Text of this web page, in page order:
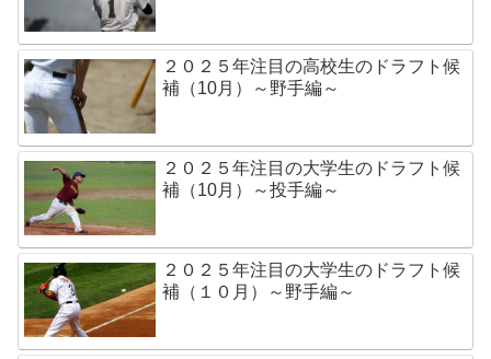
２０２５年注目の高校生のドラフト候
補（10月）～野手編～
２０２５年注目の大学生のドラフト候
補（10月）～投手編～
２０２５年注目の大学生のドラフト候
補（１０月）～野手編～